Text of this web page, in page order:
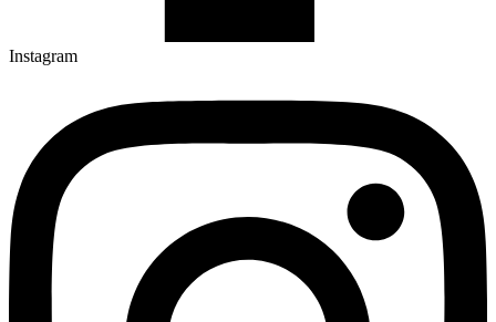
Instagram